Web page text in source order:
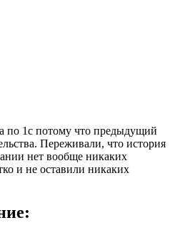
по 1с потому что предыдущий
Переживали, что история
нет вообще никаких
и не оставили никаких